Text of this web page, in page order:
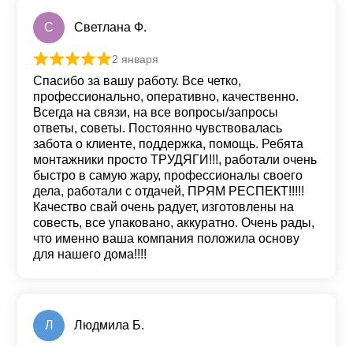
С Светлана Ф.
Оценка из 5
2 января
Спасибо за вашу работу. Все четко,
профессионально, оперативно, качественно.
Всегда на связи, на все вопросы/запросы
ответы, советы. Постоянно чувствовалась
забота о клиенте, поддержка, помощь. Ребята
монтажники просто ТРУДЯГИ!!!, работали очень
быстро в самую жару, профессионалы своего
дела, работали с отдачей, ПРЯМ РЕСПЕКТ!!!!!
Качество свай очень радует, изготовлены на
совесть, все упаковано, аккуратно. Очень рады,
что именно ваша компания положила основу
для нашего дома!!!!
Л Людмила Б.